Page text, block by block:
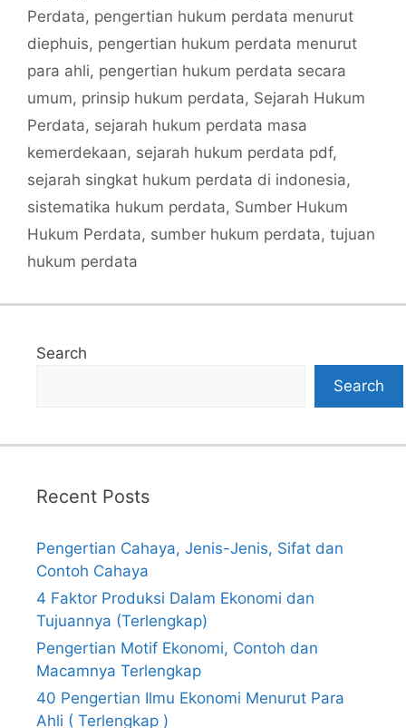
Perdata, pengertian hukum perdata menurut
diephuis, pengertian hukum perdata menurut
para ahli, pengertian hukum perdata secara
umum, prinsip hukum perdata, Sejarah Hukum
Perdata, sejarah hukum perdata masa
kemerdekaan, sejarah hukum perdata pdf,
sejarah singkat hukum perdata di indonesia,
sistematika hukum perdata, Sumber Hukum
Hukum Perdata, sumber hukum perdata, tujuan
hukum perdata
Search
Search
Recent Posts
Pengertian Cahaya, Jenis-Jenis, Sifat dan
Contoh Cahaya
4 Faktor Produksi Dalam Ekonomi dan
Tujuannya (Terlengkap)
Pengertian Motif Ekonomi, Contoh dan
Macamnya Terlengkap
40 Pengertian Ilmu Ekonomi Menurut Para
Ahli ( Terlengkap )